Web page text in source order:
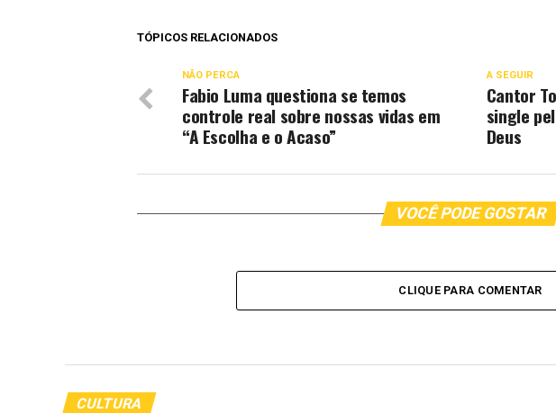
TÓPICOS RELACIONADOS
A SEGUIR
Cantor
single
Deus
NÃO PERCA
Fabio Luma questiona se temos
controle real sobre nossas vidas em
“A Escolha e o Acaso”
VOCÊ PODE GOSTAR
CLIQUE PARA COMENTAR
CULTURA